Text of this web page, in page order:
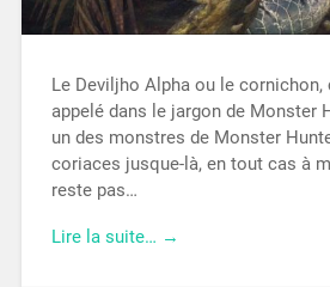
Le Deviljho Alpha ou le
appelé dans le jargon de Monster
un des monstres de Monster
coriaces jusque-là, en tout cas à
reste pas…
Lire la suite… →